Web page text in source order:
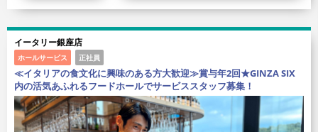
イータリー銀座店
ホールサービス 正社員
≪イタリアの食文化に興味のある方大歓迎≫賞与年2回★GINZA SIX
内の活気あふれるフードホールでサービススタッフ募集！